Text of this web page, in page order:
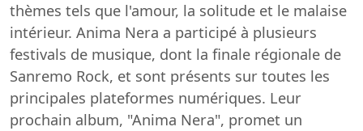
thèmes tels que l'amour, la solitude et le malaise
intérieur. Anima Nera a participé à plusieurs
festivals de musique, dont la finale régionale de
Sanremo Rock, et sont présents sur toutes les
principales plateformes numériques. Leur
prochain album, "Anima Nera", promet un